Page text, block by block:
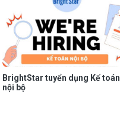
BrightStar tuyển dụng Kế toán
nội bộ